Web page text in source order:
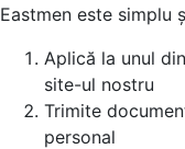
Eastmen este simplu
Aplică la unul
site-ul nostru
Trimite
personal